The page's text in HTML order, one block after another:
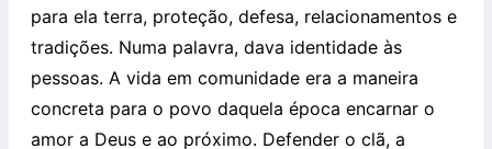
para ela terra, proteção, defesa, relacionamentos e
tradições. Numa palavra, dava identidade às
pessoas. A vida em comunidade era a maneira
concreta para o povo daquela época encarnar o
amor a Deus e ao próximo. Defender o clã, a